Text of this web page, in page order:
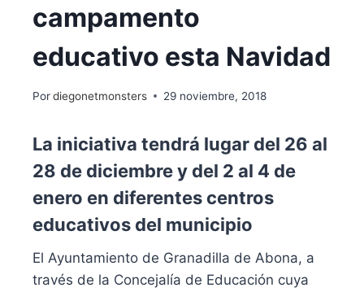
campamento
educativo esta Navidad
Pordiegonetmonsters 29 noviembre, 2018
La iniciativa tendrá lugar del 26 al
28 de diciembre y del 2 al 4 de
enero en diferentes centros
educativos del municipio
El Ayuntamiento de Granadilla de Abona, a
través de la Concejalía de Educación cuya